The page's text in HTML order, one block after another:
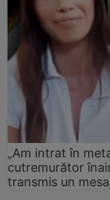
„Am intrat în
cutremurător
transmis un